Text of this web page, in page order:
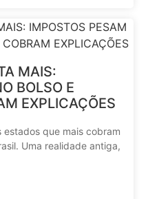
MAIS:
BOLSO E
EXPLICAÇÕES
estados que mais cobram
Uma realidade antiga,